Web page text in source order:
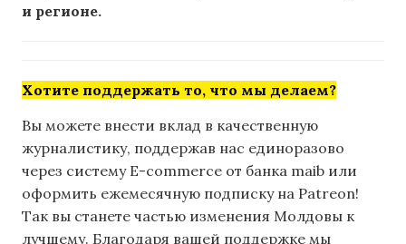
и регионе.
Хотите поддержать то, что мы делаем?
Вы можете внести вклад в качественную
журналистику, поддержав нас единоразово
через систему E-commerce от банка maib или
оформить ежемесячную подписку на Patreon!
Так вы станете частью изменения Молдовы к
лучшему. Благодаря вашей поддержке мы